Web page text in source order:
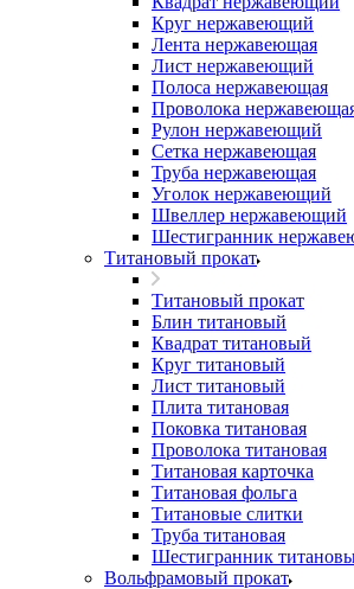
Круг нержавеющий
Лента нержавеющая
Лист нержавеющий
Полоса нержавеющая
Проволока
Рулон нержавеющий
Сетка нержавеющая
Труба нержавеющая
Уголок нержавеющий
Швеллер нержавеющий
Шестигранник
Титановый прокат
Титановый прокат
Блин титановый
Квадрат титановый
Круг титановый
Лист титановый
Плита титановая
Поковка титановая
Проволока титановая
Титановая карточка
Титановая фольга
Титановые слитки
Труба титановая
Шестигранник
Вольфрамовый прокат